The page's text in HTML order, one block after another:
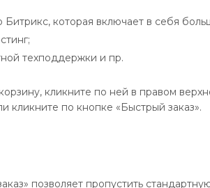
которая включает в себя
техподдержки и пр.
кликните по ней в правом
кликните по кнопке «Быстрый заказ».
позволяет пропустить